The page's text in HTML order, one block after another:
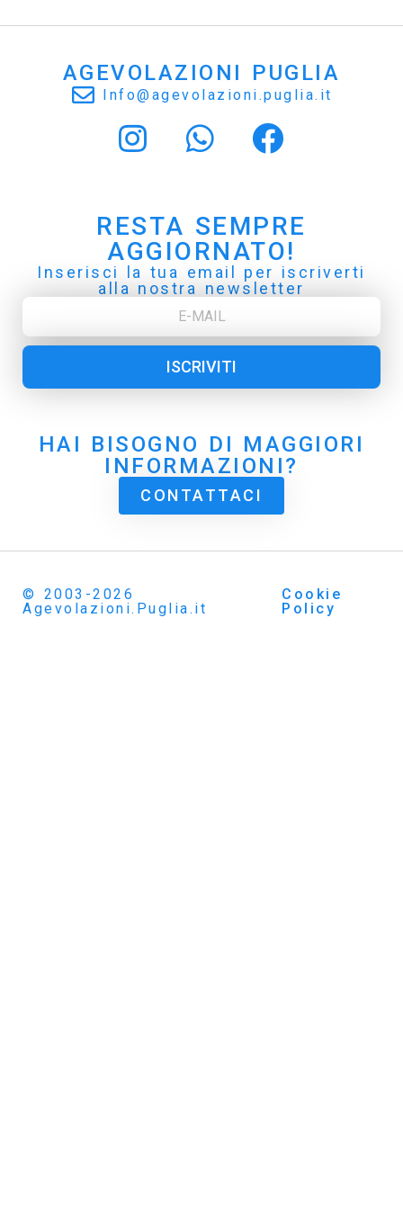
AGEVOLAZIONI PUGLIA
Info@agevolazioni.puglia.it
RESTA SEMPRE
AGGIORNATO!
Inserisci la tua email per iscriverti
alla nostra newsletter
ISCRIVITI
HAI BISOGNO DI MAGGIORI
INFORMAZIONI?
CONTATTACI
© 2003-2026
Agevolazioni.Puglia.it
Cookie
Policy